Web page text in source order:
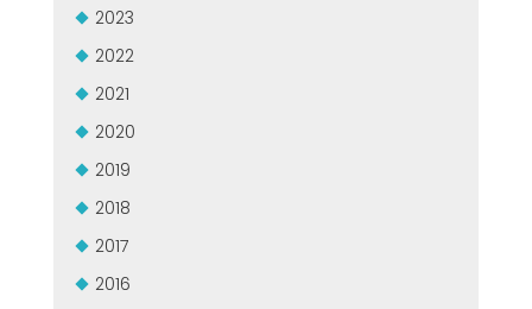
GROUPE MEP MACHINES D\'OCCASION CERTIFIÉ
EFFECTIVE COMMUNICATION
2023
2022
2021
2020
2019
2018
2017
2016